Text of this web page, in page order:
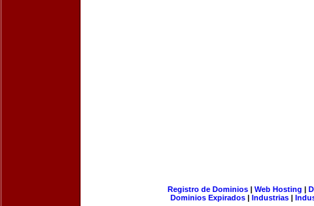
Registro de Dominios| Web Hosting |
Dominios Expirados | Industrias |